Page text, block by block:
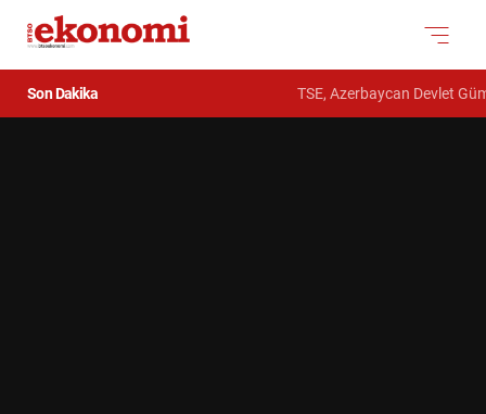
Son Dakika TSE, Azerbaycan Devlet